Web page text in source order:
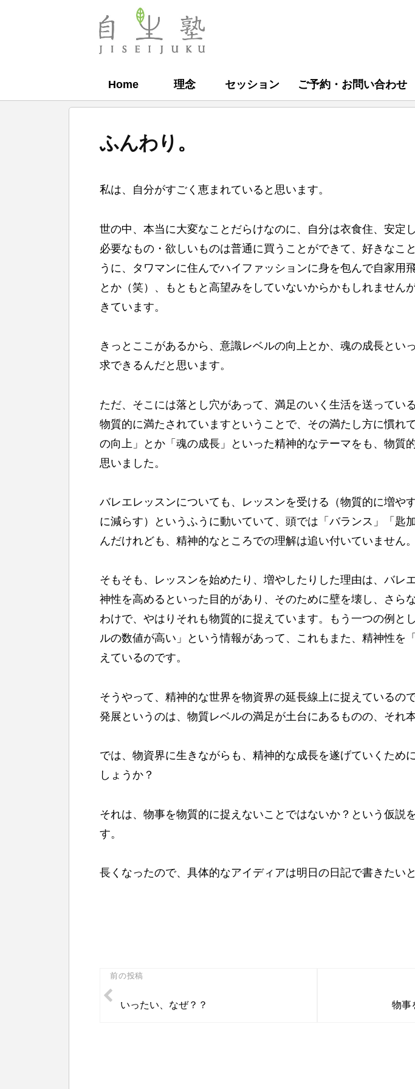
自
Home 理念 セッション ご予約・お問い合わせ
ふんわり。
y
生
塾
私は、自分がすごく恵まれていると思います。
世の中、本当に大変なことだらけなのに、自分は衣食住、安定
必要なもの・欲しいものは普通に買うことができて、好きなこ
うに、タワマンに住んでハイファッションに身を包んで自家用
とか（笑）、もともと高望みをしていないからかもしれません
きています。
きっとここがあるから、意識レベルの向上とか、魂の成長とい
求できるんだと思います。
ただ、そこには落とし穴があって、満足のいく生活を送ってい
物質的に満たされていますということで、その満たし方に慣れ
の向上」とか「魂の成長」といった精神的なテーマをも、物質
思いました。
バレエレッスンについても、レッスンを受ける（物質的に増や
に減らす）というふうに動いていて、頭では「バランス」「匙
んだけれども、精神的なところでの理解は追い付いていません。
そもそも、レッスンを始めたり、増やしたりした理由は、バレ
神性を高めるといった目的があり、そのために壁を壊し、さら
わけで、やはりそれも物質的に捉えています。もう一つの例と
ルの数値が高い」という情報があって、これもまた、精神性を
えているのです。
そうやって、精神的な世界を物資界の延長線上に捉えているの
発展というのは、物質レベルの満足が土台にあるものの、それ
では、物資界に生きながらも、精神的な成長を遂げていくため
しょうか？
それは、物事を物質的に捉えないことではないか？という仮説
す。
長くなったので、具体的なアイディアは明日の日記で書きたいと
投
稿
前の投稿
いったい、なぜ？？ 物事